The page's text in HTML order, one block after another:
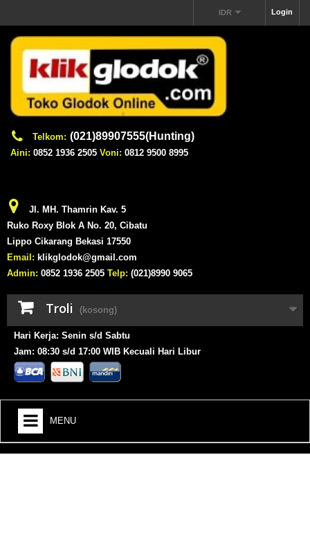
Login
IDR
Telkom: (021)89907555(Hunting)
Aini: 0852 1936 2505 Voni: 0812 9500 8995
Jl. MH. Thamrin Kav. 5
Ruko Roxy Blok A No. 20, Cibatu
Lippo Cikarang Bekasi 17550
Email: klikglodok@gmail.com
Admin: 0852 1936 2505 Telp: (021)8990 9065
Troli (kosong)
Hari Kerja: Senin s/d Sabtu
Jam: 08:30 s/d 17:00 WIB Kecuali Hari Libur
MENU